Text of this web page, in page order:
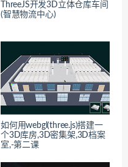
ThreeJS开发3D立体仓库车间
(智慧物流中心)
如何用webgl(three.js)搭建一
个3D库房,3D密集架,3D档案
室,-第二课